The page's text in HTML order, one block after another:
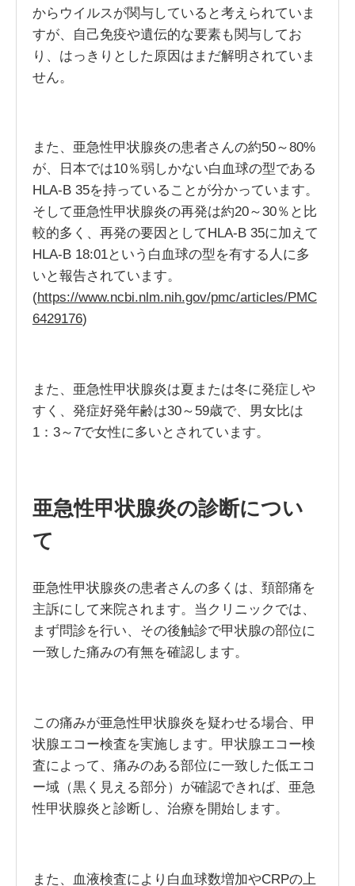
からウイルスが関与していると考えられていま
すが、自己免疫や遺伝的な要素も関与してお
り、はっきりとした原因はまだ解明されていま
せん。
また、亜急性甲状腺炎の患者さんの約50～80%
が、日本では10％弱しかない白血球の型である
HLA-B 35を持っていることが分かっています。
そして亜急性甲状腺炎の再発は約20～30％と比
較的多く、再発の要因としてHLA-B 35に加えて
HLA-B 18:01という白血球の型を有する人に多
いと報告されています。
(https://www.ncbi.nlm.nih.gov/pmc/articles/PMC
6429176)
また、亜急性甲状腺炎は夏または冬に発症しや
すく、発症好発年齢は30～59歳で、男女比は
1：3～7で女性に多いとされています。
亜急性甲状腺炎の診断につい
て
亜急性甲状腺炎の患者さんの多くは、頚部痛を
主訴にして来院されます。当クリニックでは、
まず問診を行い、その後触診で甲状腺の部位に
一致した痛みの有無を確認します。
この痛みが亜急性甲状腺炎を疑わせる場合、甲
状腺エコー検査を実施します。甲状腺エコー検
査によって、痛みのある部位に一致した低エコ
ー域（黒く見える部分）が確認できれば、亜急
性甲状腺炎と診断し、治療を開始します。
また、血液検査により白血球数増加やCRPの上